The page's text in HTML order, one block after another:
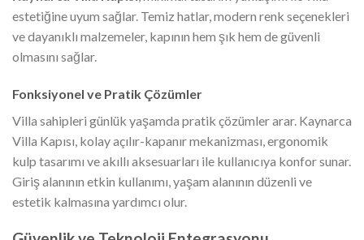
estetiğine uyum sağlar. Temiz hatlar, modern renk seçenekleri
ve dayanıklı malzemeler, kapının hem şık hem de güvenli
olmasını sağlar.
Fonksiyonel ve Pratik Çözümler
Villa sahipleri günlük yaşamda pratik çözümler arar. Kaynarca
Villa Kapısı, kolay açılır-kapanır mekanizması, ergonomik
kulp tasarımı ve akıllı aksesuarları ile kullanıcıya konfor sunar.
Giriş alanının etkin kullanımı, yaşam alanının düzenli ve
estetik kalmasına yardımcı olur.